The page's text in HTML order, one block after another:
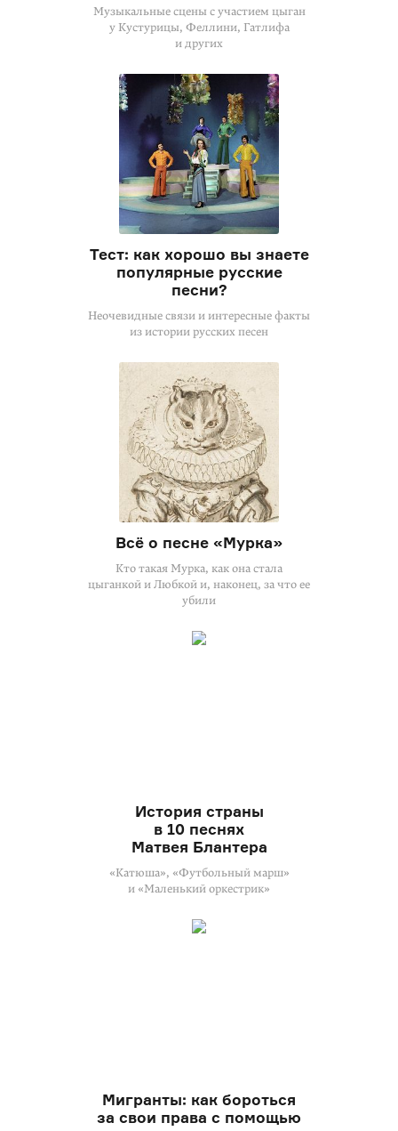
Музыкальные сцены с участием цыган
у Кустурицы, Феллини, Гатлифа
и других
Тест: как хорошо вы знаете
популярные русские
песни?
Неочевидные связи и интересные факты
из истории русских песен
Всё о песне «Мурка»
Кто такая Мурка, как она стала
цыганкой и Любкой и, наконец, за что ее
убили
История страны
в 10 песнях
Матвея Блантера
«Катюша», «Футбольный марш»
и «Маленький оркестрик»
Мигранты: как бороться
за свои права с помощью